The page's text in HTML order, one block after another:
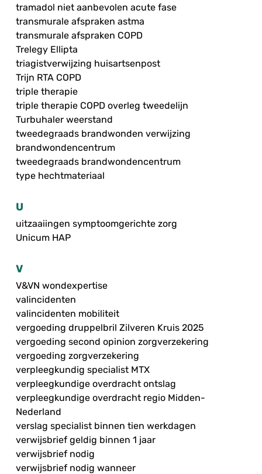
tramadol niet aanbevolen acute fase
transmurale afspraken astma
transmurale afspraken COPD
Trelegy Ellipta
triagistverwijzing huisartsenpost
Trijn RTA COPD
triple therapie
triple therapie COPD overleg tweedelijn
Turbuhaler weerstand
tweedegraads brandwonden verwijzing
brandwondencentrum
tweedegraads brandwondencentrum
type hechtmateriaal
U
uitzaaiingen symptoomgerichte zorg
Unicum HAP
V
V&VN wondexpertise
valincidenten
valincidenten mobiliteit
vergoeding druppelbril Zilveren Kruis 2025
vergoeding second opinion zorgverzekering
vergoeding zorgverzekering
verpleegkundig specialist MTX
verpleegkundige overdracht ontslag
verpleegkundige overdracht regio Midden-
Nederland
verslag specialist binnen tien werkdagen
verwijsbrief geldig binnen 1 jaar
verwijsbrief nodig
verwijsbrief nodig wanneer